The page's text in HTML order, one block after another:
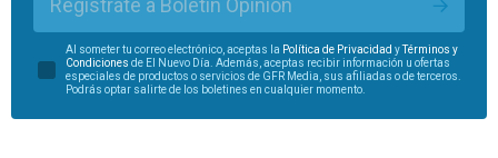
Regístrate a Boletín Opinión
Al someter tu correo electrónico, aceptas la Política de Privacidad yTérminos y
Condiciones de El Nuevo Día. Además, aceptas recibir información u ofertas
especiales de productos o servicios de GFR Media, sus afiliadas o de terceros.
Podrás optar salirte de los boletines en cualquier momento.